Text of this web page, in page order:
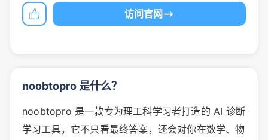
访问官网
noobtopro 是什么？
noobtopro 是一款专为理工科学习者打造的 AI 诊断
学习工具，它不只看最终答案，还会对你在数学、物